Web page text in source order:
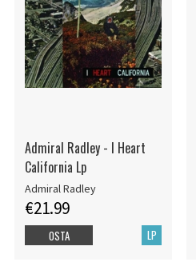
Admiral Radley - I Heart
California Lp
Admiral Radley
€21.99
LP
OSTA